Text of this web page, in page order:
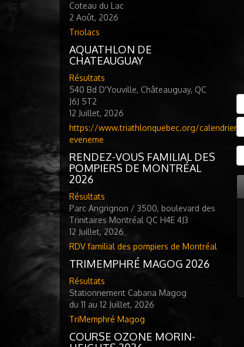
Coteau du Lac
2 Août, 2026
Triolacs
AQUATHLON DE
CHATEAUGUAY
Résultats
540 Bd D'Youville, Châteauguay, QC
J6J 5T2
12 Juillet, 2026
https://www.triathlonquebec.org/calendrier-
eveneme
RENDEZ-VOUS FAMILIAL DES
POMPIERS DE MONTRÉAL
2026
Résultats
Parc Angrignon / 3500, boulevard des
Trinitaires Montréal QC H4E 4J3
12 Juillet, 2026
RDV familial des pompiers de Montréal
TRIMEMPHRÉ MAGOG 2026
Résultats
Stationnement Cabana Magog
du 11 au 12 Juillet, 2026
TriMemphré Magog
COURSE OZONE MORIN-